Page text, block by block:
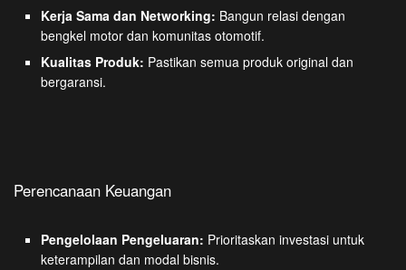
Kerja Sama dan Networking: Bangun relasi dengan
bengkel motor dan komunitas otomotif.
Kualitas Produk: Pastikan semua produk original dan
bergaransi.
Perencanaan Keuangan
Pengelolaan Pengeluaran: Prioritaskan investasi untuk
keterampilan dan modal bisnis.